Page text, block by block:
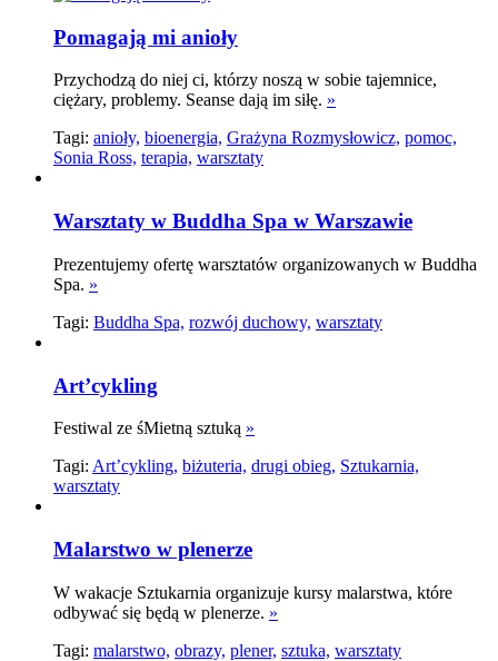
Pomagają mi anioły
Przychodzą do niej ci, którzy noszą w sobie tajemnice,
ciężary, problemy. Seanse dają im siłę. »
Tagi: anioły, bioenergia, Grażyna Rozmysłowicz, pomoc,
Sonia Ross, terapia, warsztaty
Warsztaty w Buddha Spa w Warszawie
Prezentujemy ofertę warsztatów organizowanych w Buddha
Spa. »
Tagi: Buddha Spa, rozwój duchowy, warsztaty
Art’cykling
Festiwal ze śMietną sztuką »
Tagi: Art’cykling, biżuteria, drugi obieg, Sztukarnia,
warsztaty
Malarstwo w plenerze
W wakacje Sztukarnia organizuje kursy malarstwa, które
odbywać się będą w plenerze. »
Tagi: malarstwo, obrazy, plener, sztuka, warsztaty